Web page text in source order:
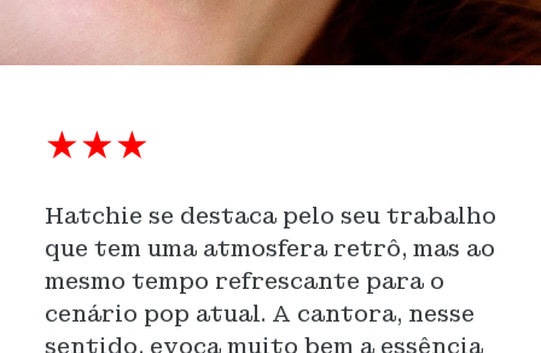
★★★
Hatchie se destaca pelo seu trabalho
que tem uma atmosfera retrô, mas ao
mesmo tempo refrescante para o
cenário pop atual. A cantora, nesse
sentido, evoca muito bem a essência